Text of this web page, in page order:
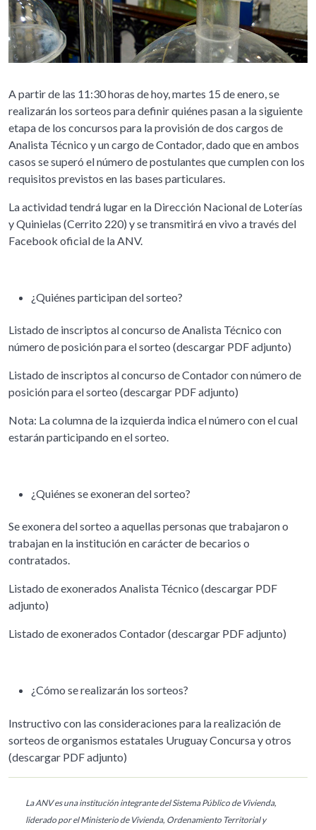
A partir de las 11:30 horas de hoy, martes 15 de enero, se
realizarán los sorteos para definir quiénes pasan a la siguiente
etapa de los concursos para la provisión de dos cargos de
Analista Técnico y un cargo de Contador, dado que en ambos
casos se superó el número de postulantes que cumplen con los
requisitos previstos en las bases particulares.
La actividad tendrá lugar en la Dirección Nacional de Loterías
y Quinielas (Cerrito 220) y se transmitirá en vivo a través del
Facebook oficial de la ANV.
¿Quiénes participan del sorteo?
Listado de inscriptos al concurso de Analista Técnico con
número de posición para el sorteo (descargar PDF adjunto)
Listado de inscriptos al concurso de Contador con número de
posición para el sorteo (descargar PDF adjunto)
Nota: La columna de la izquierda indica el número con el cual
estarán participando en el sorteo.
¿Quiénes se exoneran del sorteo?
Se exonera del sorteo a aquellas personas que trabajaron o
trabajan en la institución en carácter de becarios o
contratados.
Listado de exonerados Analista Técnico (descargar PDF
adjunto)
Listado de exonerados Contador (descargar PDF adjunto)
¿Cómo se realizarán los sorteos?
Instructivo con las consideraciones para la realización de
sorteos de organismos estatales Uruguay Concursa y otros
(descargar PDF adjunto)
La ANV es una institución integrante del Sistema Público de Vivienda,
liderado por el Ministerio de Vivienda, Ordenamiento Territorial y